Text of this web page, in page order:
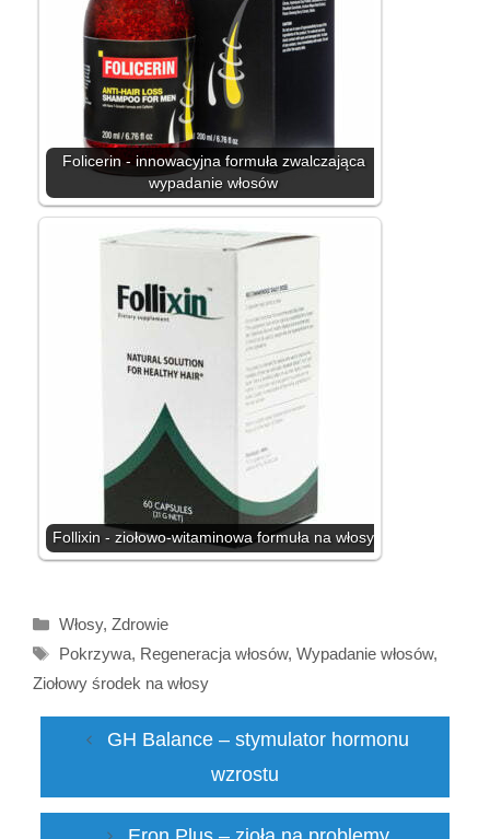
Folicerin - innowacyjna formuła zwalczająca
wypadanie włosów
Follixin - ziołowo-witaminowa formuła na włosy
Kategorie
Włosy, Zdrowie
Tagi
Pokrzywa, Regeneracja włosów, Wypadanie włosów,
Ziołowy środek na włosy
GH Balance – stymulator hormonu
wzrostu